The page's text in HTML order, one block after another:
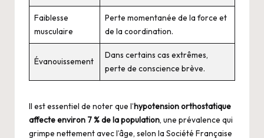
Faiblesse
musculaire
Perte momentanée de la force et
de la coordination.
Évanouissement
Dans certains cas extrêmes,
perte de conscience brève.
Il est essentiel de noter que l’hypotension orthostatique
affecte environ 7 % de la population, une prévalence qui
grimpe nettement avec l’âge, selon la Société Française